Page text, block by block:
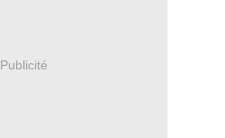
Publicité